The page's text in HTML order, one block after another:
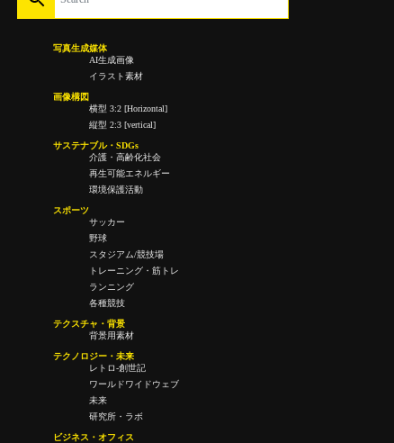
写真生成媒体
AI生成画像
イラスト素材
画像構図
横型 3:2 [Horizontal]
縦型 2:3 [vertical]
サステナブル・SDGs
介護・高齢化社会
再生可能エネルギー
環境保護活動
スポーツ
サッカー
野球
スタジアム/競技場
トレーニング・筋トレ
ランニング
各種競技
テクスチャ・背景
背景用素材
テクノロジー・未来
レトロ-創世記
ワールドワイドウェブ
未来
研究所・ラボ
ビジネス・オフィス